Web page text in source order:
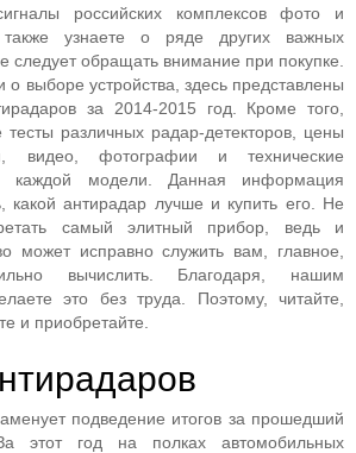
российских комплексов фото и
узнаете о ряде других важных
следует обращать внимание при покупке.
выборе устройства, здесь представлены
за 2014-2015 год. Кроме того,
различных радар-детекторов, цены
видео, фотографии и технические
каждой модели. Данная информация
какой антирадар лучше и купить его. Не
самый элитный прибор, ведь и
может исправно служить вам, главное,
вычислить. Благодаря, нашим
это без труда. Поэтому, читайте,
и приобретайте.
подведение итогов за прошедший
этот год на полках автомобильных